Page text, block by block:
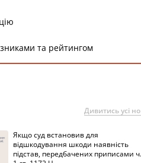
та рейтингом
Дивитись усі
Якщо суд встановив для
відшкодування шкоди наявність
підстав, передбачених приписами ч.